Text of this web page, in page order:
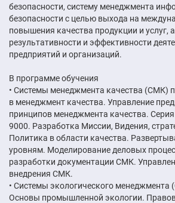
безопасности, систему менеджмента
безопасности с целью выхода на
повышения качества продукции и услуг,
результативности и эффективности
предприятий и организаций.
В программе обучения
• Системы менеджмента качества (СМК)
в менеджмент качества. Управление
принципов менеджмента качества. Серия
9000. Разработка Миссии, Видения,
Политика в области качества.
уровням. Моделирование деловых
разработки документации СМК.
внедрения СМК.
• Системы экологического менеджмента
Основы промышленной экологии.